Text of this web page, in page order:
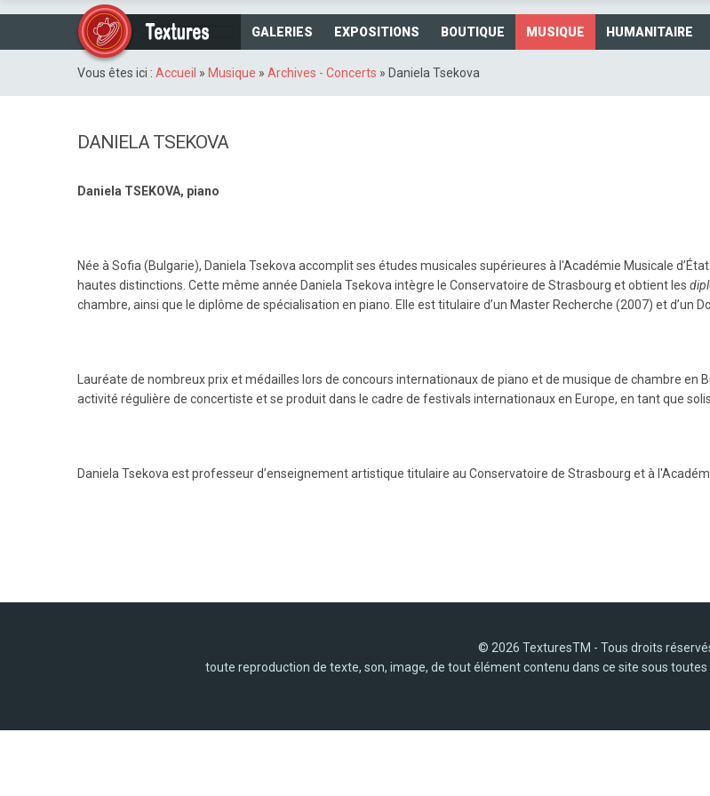
GALERIES EXPOSITIONS BOUTIQUE MUSIQUE HUMANITAIRE
Vous êtes ici : Accueil » Musique » Archives - Concerts » Daniela Tsekova
DANIELA TSEKOVA
Daniela TSEKOVA, piano
Née à Sofia (Bulgarie), Daniela Tsekova accomplit ses études musicales supérieures à l'Académie Musicale
hautes distinctions. Cette même année Daniela Tsekova intègre le Conservatoire de Strasbourg et obtient les
chambre, ainsi que le diplôme de spécialisation en piano. Elle est titulaire d’un Master Recherche (2007) et d’un
Lauréate de nombreux prix et médailles lors de concours internationaux de piano et de musique de chambre en
activité régulière de concertiste et se produit dans le cadre de festivals internationaux en Europe, en tant que
Daniela Tsekova est professeur d’enseignement artistique titulaire au Conservatoire de Strasbourg et à
© 2026 TexturesTM - Tous droits
toute reproduction de texte, son, image, de tout élément contenu dans ce site sous